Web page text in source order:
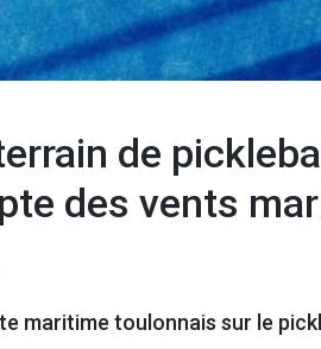
de
des vents
maritime toulonnais sur le